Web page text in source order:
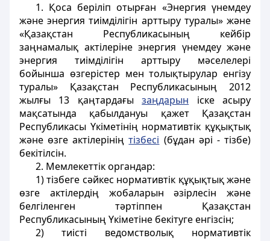
1. Қоса беріліп отырған «Энергия үнемдеу
және энергия тиімділігін арттыру туралы» және
«Қазақстан Республикасының кейбір
заңнамалық актілеріне энергия үнемдеу және
энергия тиімділігін арттыру мәселелері
бойынша өзгерістер мен толықтырулар енгізу
туралы» Қазақстан Республикасының 2012
жылғы 13 қаңтардағызаңдарын іске асыру
мақсатында қабылдануы қажет Қазақстан
Республикасы Үкіметінің нормативтік құқықтық
және өзге актілерініңтізбесі (бұдан әрі - тізбе)
бекітілсін.
2. Мемлекеттік органдар:
1) тізбеге сәйкес нормативтік құқықтық және
өзге актілердің жобаларын әзірлесін және
белгіленген тәртіппен Қазақстан
Республикасының Үкіметіне бекітуге енгізсін;
2) тиісті ведомстволық нормативтік